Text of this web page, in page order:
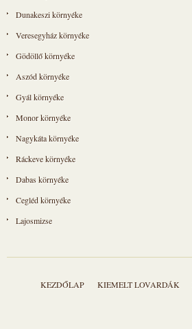
Dunakeszi környéke
Veresegyház környéke
Gödöllő környéke
Aszód környéke
Gyál környéke
Monor környéke
Nagykáta környéke
Ráckeve környéke
Dabas környéke
Cegléd környéke
Lajosmizse
KEZDŐLAP KIEMELT LOVARDÁK